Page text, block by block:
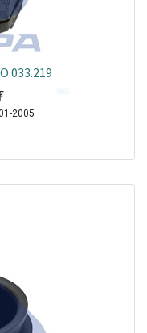
033.219
2005